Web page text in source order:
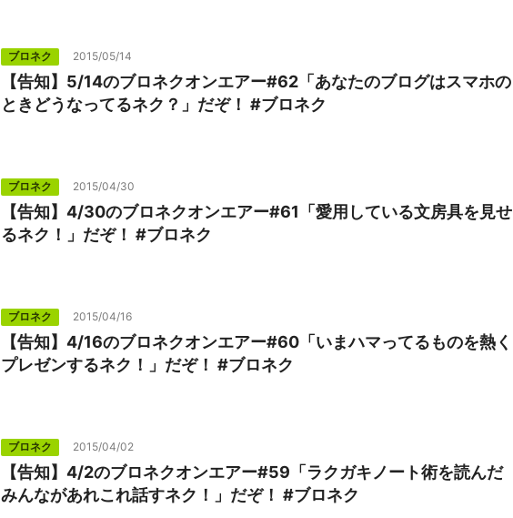
ブロネク 2015/05/14
【告知】5/14のブロネクオンエアー#62「あなたのブログはスマホの
ときどうなってるネク？」だぞ！ #ブロネク
ブロネク 2015/04/30
【告知】4/30のブロネクオンエアー#61「愛用している文房具を見せ
るネク！」だぞ！ #ブロネク
ブロネク 2015/04/16
【告知】4/16のブロネクオンエアー#60「いまハマってるものを熱く
プレゼンするネク！」だぞ！ #ブロネク
ブロネク 2015/04/02
【告知】4/2のブロネクオンエアー#59「ラクガキノート術を読んだ
みんながあれこれ話すネク！」だぞ！ #ブロネク